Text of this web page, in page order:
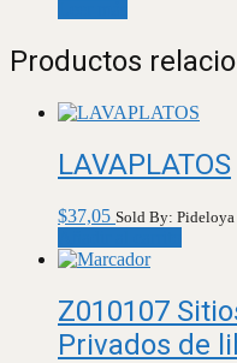
Productos
LAVAPLATOS
$37,05 Sold By: Pideloya
Z010107
Privados de